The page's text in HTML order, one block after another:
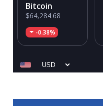
Bitcoin
$64,284.68
-0.38%